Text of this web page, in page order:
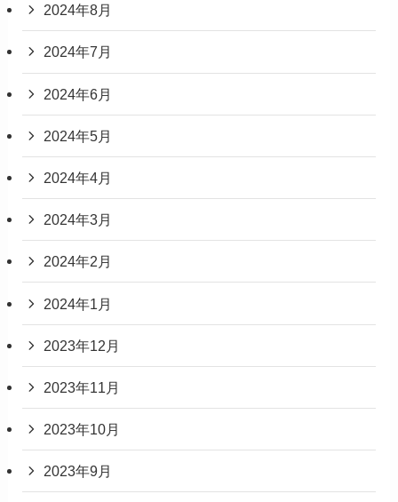
2024年8月
2024年7月
2024年6月
2024年5月
2024年4月
2024年3月
2024年2月
2024年1月
2023年12月
2023年11月
2023年10月
2023年9月